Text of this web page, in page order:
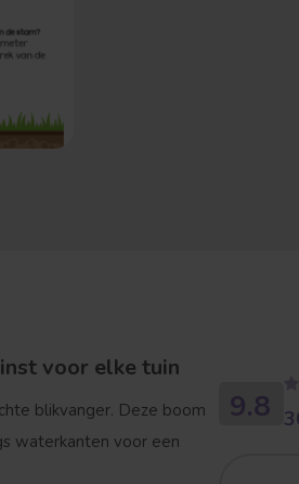
voor elke tuin
blikvanger. Deze boom
waterkanten voor een
9.8